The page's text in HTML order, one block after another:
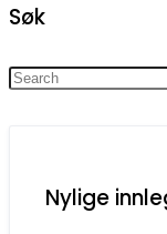
Søk
Nylige